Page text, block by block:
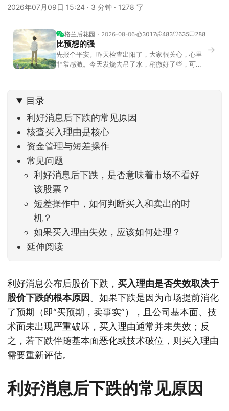
2026年07月09日 15:24 · 3 分钟 · 1278 字
格兰后花园 2026-08-06 3017 483 635 288
比预想的强
先报个平安。昨天检查出阳了，大家很关心，心里
非常感激。今天发烧去吊了水，稍微好了些，可没
去相差不大，但细看下来，跌幅超过3%的只有不到
→
目录
利好消息后下跌的常见原因
核查买入理由是核心
资金管理与短差操作
常见问题
利好消息后下跌，是否意味着市场不看好
该股票？
短差操作中，如何判断买入和卖出的时
机？
如果买入理由失效，应该如何处理？
延伸阅读
利好消息公布后股价下跌， 买入理由是否失效取决于
股价下跌的根本原因。如果下跌是因为市场提前消化
了预期（即“买预期，卖事实”），且公司基本面、技
术面未出现严重破坏，买入理由通常并未失效；反
之，若下跌伴随基本面恶化或技术破位，则买入理由
需要重新评估。
利好消息后下跌的常见原因